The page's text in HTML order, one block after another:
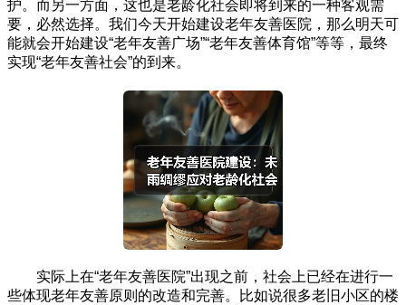
护。而另一方面，这也是老龄化社会即将到来的一种客观需
要，必然选择。我们今天开始建设老年友善医院，那么明天可
能就会开始建设“老年友善广场”“老年友善体育馆”等等，最终
实现“老年友善社会”的到来。
实际上在“老年友善医院”出现之前，社会上已经在进行一
些体现老年友善原则的改造和完善。比如说很多老旧小区的楼